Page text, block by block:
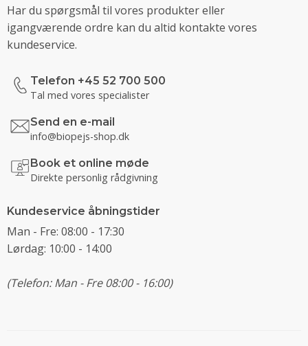
Har du spørgsmål til vores produkter eller
igangværende ordre kan du altid kontakte vores
kundeservice.
Telefon +45 52 700 500
Tal med vores specialister
Send en e-mail
info@biopejs-shop.dk
Book et online møde
Direkte personlig rådgivning
Kundeservice åbningstider
Man - Fre: 08:00 - 17:30
Lørdag: 10:00 - 14:00
(Telefon: Man - Fre 08:00 - 16:00)